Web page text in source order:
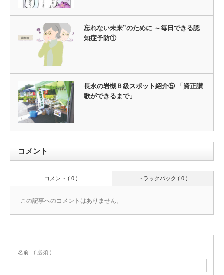
忘れない未来”のために ～毎日できる認
知症予防①
長永の岩槻Ｂ級スポット紹介⑤ 「資正讃
歌ができるまで」
コメント
トラックバック ( 0 )
コメント ( 0 )
この記事へのコメントはありません。
名前 ( 必須 )